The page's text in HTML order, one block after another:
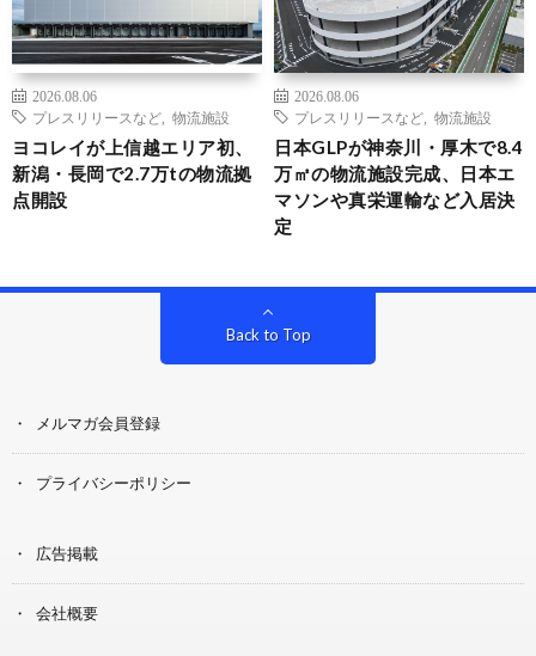
2026.08.06
プレスリリースなど
物流施設
ヨコレイが上信越エリア初、
新潟・長岡で2.7万tの物流拠
点開設
2026.08.06
プレスリリースなど
物流施設
日本GLPが神奈川・厚木で8.4
万㎡の物流施設完成、日本エ
マソンや真栄運輸など入居決
定
Back to Top
メルマガ会員登録
プライバシーポリシー
広告掲載
会社概要